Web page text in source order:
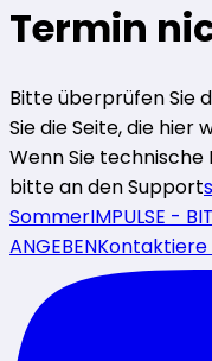
Termin
Bitte überprüfen Sie
Sie die Seite, die hier
Wenn Sie
bitte an den Support
SommerIMPULSE -
ANGEBENKontaktiere